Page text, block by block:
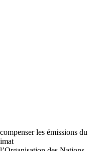
les émissions du